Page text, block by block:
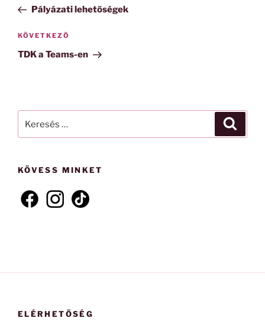
bejegyzés
Pályázati lehetőségek
Következő
bejegyzés
KÖVETKEZŐ
TDK a Teams-en
KÖVESS MINKET
ELÉRHETŐSÉG